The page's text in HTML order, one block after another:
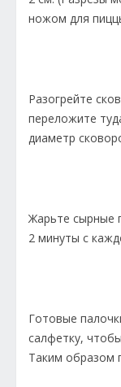
ножом для
Разогрейте
переложите
диаметр
Жарьте сырные
2 минуты с
Готовые
салфетку,
Таким образом